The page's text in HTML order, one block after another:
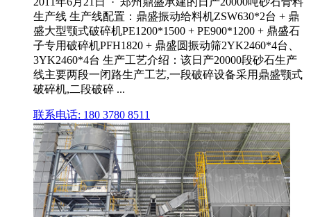
生产线 生产线配置：鼎盛振动给料机ZSW630*2台 + 鼎
盛大型颚式破碎机PE1200*1500 + PE900*1200 + 鼎盛石
子专用破碎机PFH1820 + 鼎盛圆振动筛2YK2460*4台、
3YK2460*4台 生产工艺介绍：该日产20000段砂石生产
线主要两段一闭路生产工艺,一段破碎设备采用鼎盛颚式
破碎机,二段破碎 ...
联系电话: 180 3780 8511